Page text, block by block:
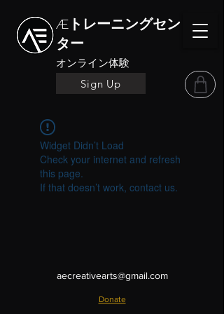
Æトレーニングセン
ター
オンライン体験
Sign Up
Widget Didn’t Load
Check your internet and refresh
this page.
If that doesn’t work, contact us.
aecreativearts@gmail.com
Donate